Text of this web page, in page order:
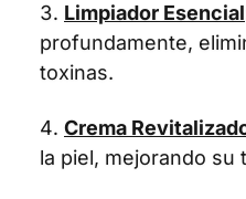
Limpiador Esencial
profundamente,
toxinas.
Crema
la piel, mejorando su